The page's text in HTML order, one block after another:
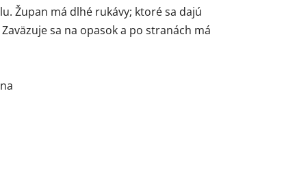
Župan má dlhé rukávy; ktoré sa dajú
sa na opasok a po stranách má